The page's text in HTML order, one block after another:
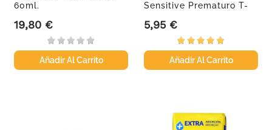
60ml.
Precio
19,80 €
Añadir Al Carrito
Sensitive Prematuro T-
Precio
5,95 €
Añadir Al Carrito